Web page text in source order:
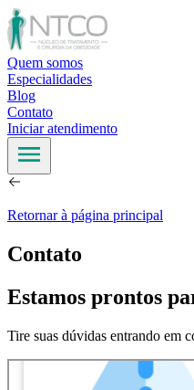
Quem somos
Especialidades
Blog
Contato
Iniciar atendimento
Retornar à página principal
Contato
Estamos prontos
Tire suas dúvidas entrando em